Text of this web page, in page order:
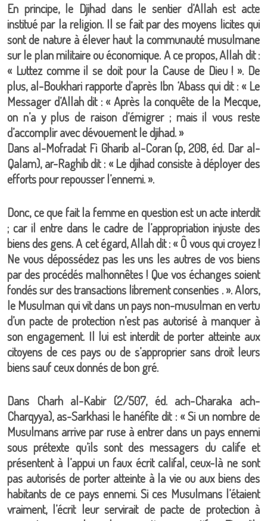
En principe, le Djihad dans le sentier d’Allah est acte
institué par la religion. Il se fait par des moyens licites qui
sont de nature à élever haut la communauté musulmane
sur le plan militaire ou économique. A ce propos, Allah dit :
« Luttez comme il se doit pour la Cause de Dieu ! ». De
plus, al-Boukhari rapporte d’après Ibn ‘Abass qui dit : « Le
Messager d’Allah dit : « Après la conquête de la Mecque,
on n’a y plus de raison d’émigrer ; mais il vous reste
d’accomplir avec dévouement le djihad. »
Dans al-Mofradat Fi Gharib al-Coran (p, 208, éd. Dar al-
Qalam), ar-Raghib dit : « Le djihad consiste à déployer des
efforts pour repousser l’ennemi. ».
Donc, ce que fait la femme en question est un acte interdit
; car il entre dans le cadre de l’appropriation injuste des
biens des gens. A cet égard, Allah dit : « Ô vous qui croyez !
Ne vous dépossédez pas les uns les autres de vos biens
par des procédés malhonnêtes ! Que vos échanges soient
fondés sur des transactions librement consenties . ». Alors,
le Musulman qui vit dans un pays non-musulman en vertu
d’un pacte de protection n’est pas autorisé à manquer à
son engagement. Il lui est interdit de porter atteinte aux
citoyens de ces pays ou de s’approprier sans droit leurs
biens sauf ceux donnés de bon gré.
Dans Charh al-Kabir (2/507, éd. ach-Charaka ach-
Charqyya), as-Sarkhasi le hanéfite dit : « Si un nombre de
Musulmans arrive par ruse à entrer dans un pays ennemi
sous prétexte qu’ils sont des messagers du calife et
présentent à l’appui un faux écrit califal, ceux-là ne sont
pas autorisés de porter atteinte à la vie ou aux biens des
habitants de ce pays ennemi. Si ces Musulmans l’étaient
vraiment, l’écrit leur servirait de pacte de protection à